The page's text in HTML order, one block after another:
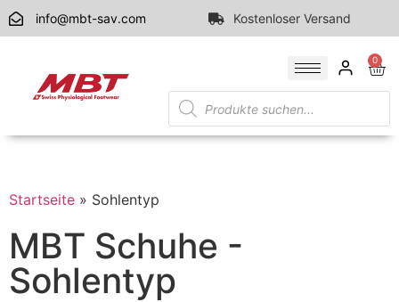
info@mbt-sav.com Kostenloser Versand
0
Startseite » Sohlentyp
MBT Schuhe -
Sohlentyp